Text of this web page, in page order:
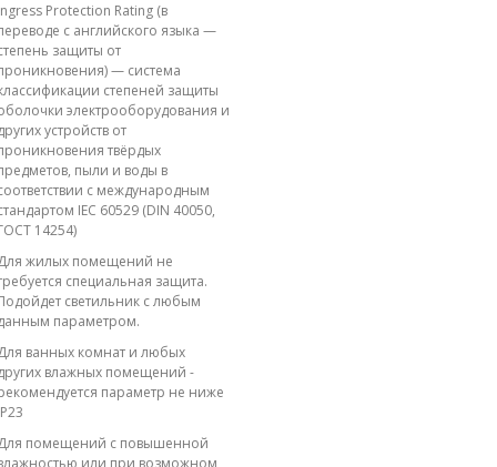
Protection Rating (в
с английского языка —
защиты от
— система
степеней защиты
электрооборудования и
устройств от
твёрдых
пыли и воды в
с международным
IEC 60529 (DIN 40050,
14254)
жилых помещений не
специальная защита.
светильник с любым
параметром.
ванных комнат и любых
влажных помещений -
параметр не ниже
помещений с повышенной
или при возможном